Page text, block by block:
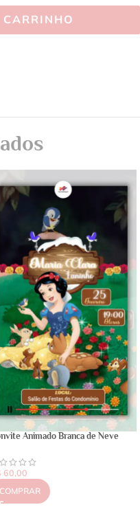
Animado Branca de Neve
60,00
COMPRAR